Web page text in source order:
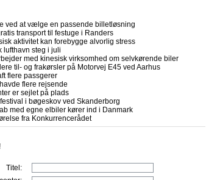
ved at vælge en passende billetløsning
transport til festuge i Randers
aktivitet kan forebygge alvorlig stress
lufthavn steg i juli
med kinesisk virksomhed om selvkørende biler
til- og frakørsler på Motorvej E45 ved Aarhus
flere passgerer
flere rejsende
er sejlet på plads
i bøgeskov ved Skanderborg
med egne elbiler kører ind i Danmark
fra Konkurrencerådet
Titel: